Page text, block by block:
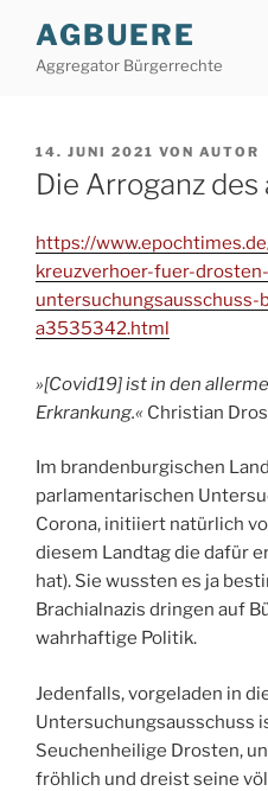
Inhalt
springen
AGBUERE
Aggregator Bürgerrechte
VERÖFFENTLICHT
AM
14. JUNI 2021 VON AUTOR
Die Arroganz
https://
kreuzverhoer-fuer-
untersuchungsausschuss-
a3535342.html
»[Covid19] ist in den
Erkrankung.« Christian
Im brandenburgischen
parlamentarischen
Corona, initiiert natürlich
diesem Landtag die dafür
hat). Sie wussten es ja
Brachialnazis dringen auf
wahrhaftige Politik.
Jedenfalls, vorgeladen in
Untersuchungsausschuss
Seuchenheilige Drosten,
fröhlich und dreist seine